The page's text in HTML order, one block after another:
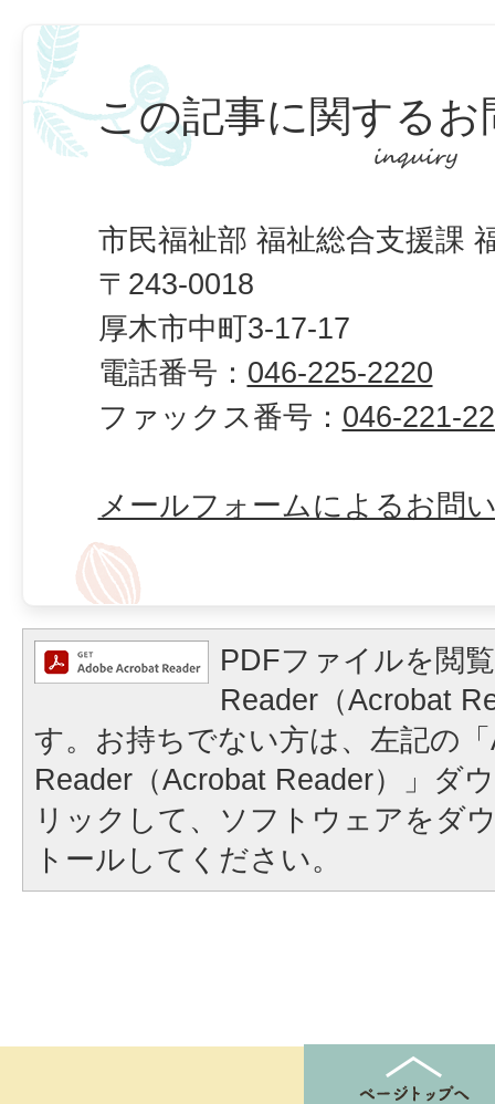
この記事に関するお
市民福祉部 福祉総合支援課
〒243-0018
厚木市中町3-17-17
電話番号： 046-225-2220
ファックス番号： 046-221-
メールフォームによるお問
PDFファイルを閲
Reader（Acrobat
す。お持ちでない方は、左記の
Reader（Acrobat Reader）」ダ
リックして、ソフトウェアをダ
トールしてください。